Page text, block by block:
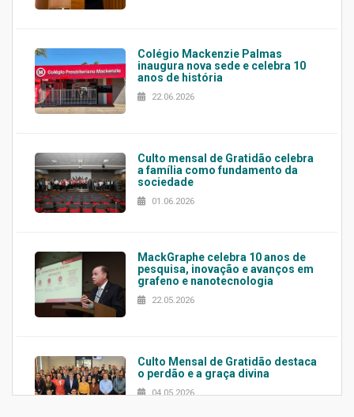
Colégio Mackenzie Palmas
inaugura nova sede e celebra 10
anos de história
22.06.2026
Culto mensal de Gratidão celebra
a família como fundamento da
sociedade
01.06.2026
MackGraphe celebra 10 anos de
pesquisa, inovação e avanços em
grafeno e nanotecnologia
22.05.2026
Culto Mensal de Gratidão destaca
o perdão e a graça divina
04.05.2026